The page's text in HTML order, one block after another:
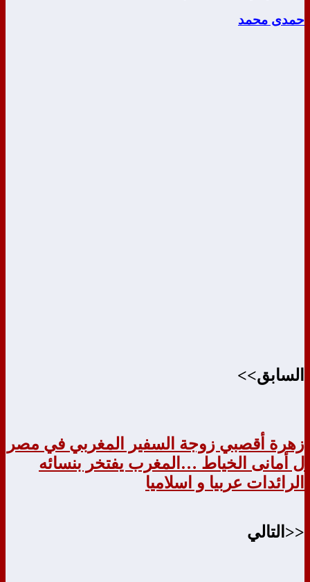
حمدى محمد
السابق>>
زهرة أقصبي زوجة السفير المغربي في مصر
ل أمانى الخياط …المغرب يفتخر بنسائه
الرائدات عربيا و اسلاميا
<<التالي